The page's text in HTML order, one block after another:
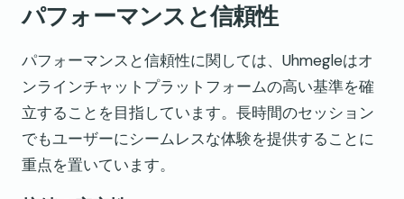
パフォーマンスと信頼性
パフォーマンスと信頼性に関しては、Uhmegleはオ
ンラインチャットプラットフォームの高い基準を確
立することを目指しています。長時間のセッション
でもユーザーにシームレスな体験を提供することに
重点を置いています。